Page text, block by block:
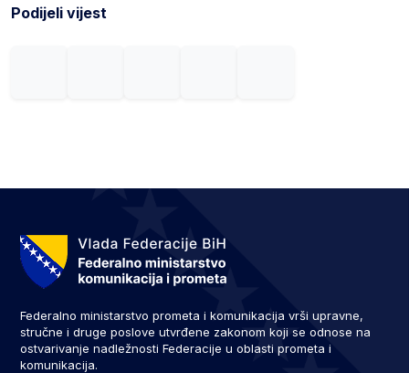
Podijeli vijest
Federalno ministarstvo prometa i komunikacija vrši upravne,
stručne i druge poslove utvrđene zakonom koji se odnose na
ostvarivanje nadležnosti Federacije u oblasti prometa i
komunikacija.